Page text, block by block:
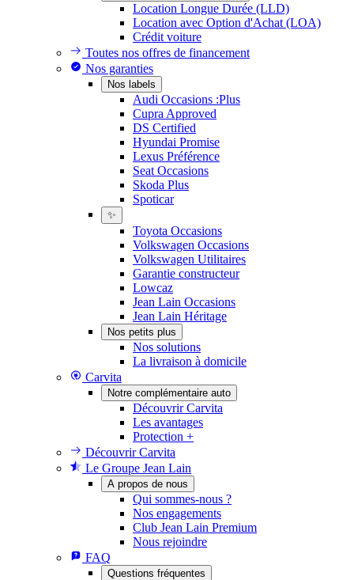
Location Longue Durée (LLD)
Location avec Option d'Achat (LOA)
Crédit voiture
Toutes nos offres de financement
Nos garanties
Nos labels
Audi Occasions :Plus
Cupra Approved
DS Certified
Hyundai Promise
Lexus Préférence
Seat Occasions
Skoda Plus
Spoticar
✨
Toyota Occasions
Volkswagen Occasions
Volkswagen Utilitaires
Garantie constructeur
Lowcaz
Jean Lain Occasions
Jean Lain Héritage
Nos petits plus
Nos solutions
La livraison à domicile
Carvita
Notre complémentaire auto
Découvrir Carvita
Les avantages
Protection +
Découvrir Carvita
Le Groupe Jean Lain
A propos de nous
Qui sommes-nous ?
Nos engagements
Club Jean Lain Premium
Nous rejoindre
FAQ
Questions fréquentes